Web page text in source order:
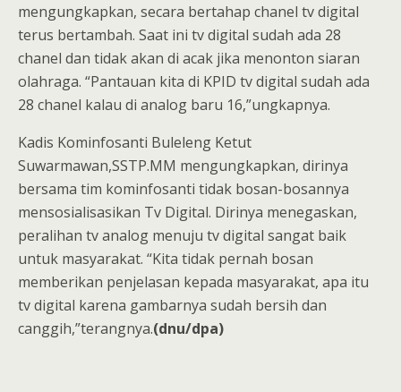
mengungkapkan, secara bertahap chanel tv digital
terus bertambah. Saat ini tv digital sudah ada 28
chanel dan tidak akan di acak jika menonton siaran
olahraga. “Pantauan kita di KPID tv digital sudah ada
28 chanel kalau di analog baru 16,”ungkapnya.
Kadis Kominfosanti Buleleng Ketut
Suwarmawan,SSTP.MM mengungkapkan, dirinya
bersama tim kominfosanti tidak bosan-bosannya
mensosialisasikan Tv Digital. Dirinya menegaskan,
peralihan tv analog menuju tv digital sangat baik
untuk masyarakat. “Kita tidak pernah bosan
memberikan penjelasan kepada masyarakat, apa itu
tv digital karena gambarnya sudah bersih dan
canggih,”terangnya.(dnu/dpa)